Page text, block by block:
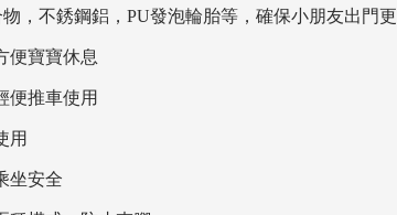
，不銹鋼鋁，PU發泡輪胎等，確保小朋友出門
便寶寶休息
便推車使用
用
坐安全